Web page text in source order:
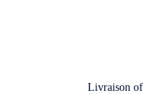
Livraison